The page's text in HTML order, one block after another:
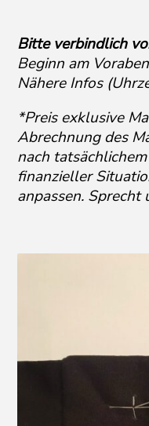
Bitte verbindlich
Beginn am
Nähere Infos
*Preis exklusive
Abrechnung des
nach
finanzieller
anpassen. Sprecht